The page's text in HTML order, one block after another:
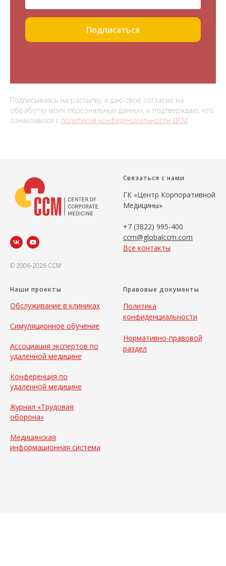
Подписаться
Подписываясь на рассылку, я даю свое согласие на
обработку моих персональных данных, и подтверждаю, что
ознакомился с политикой конфиденциальности ЦКМ
© 2006-2026 CCM
Связаться с нами
ГК «Центр Корпоративной
Медицины»
+7 (3822) 995-400
ccm@globalccm.com
Все контакты
Наши проекты
Обслуживание в клиниках
Симуляционное обучение
Ассоциация экспертов по
удаленной медицине
Конференция по
удаленной медицине
Журнал «Трудовая
оборона»
Медицинская
информационная система
Правовые документы
Политика
конфиденциальности
Нормативно-правовой
раздел